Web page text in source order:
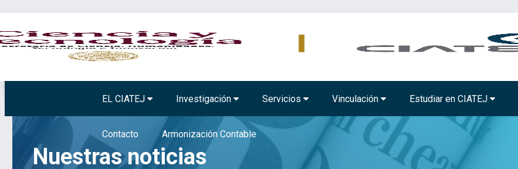
EL CIATEJ Investigación Servicios Vinculación Estudiar en CIATEJ
Contacto Armonización Contable
Nuestras noticias